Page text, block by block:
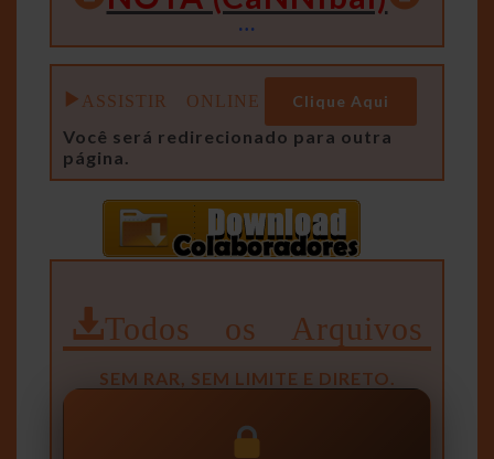
…
ASSISTIR ONLINE Clique Aqui
Você será redirecionado para outra
página.
Todos os Arquivos
SEM RAR, SEM LIMITE E DIRETO.